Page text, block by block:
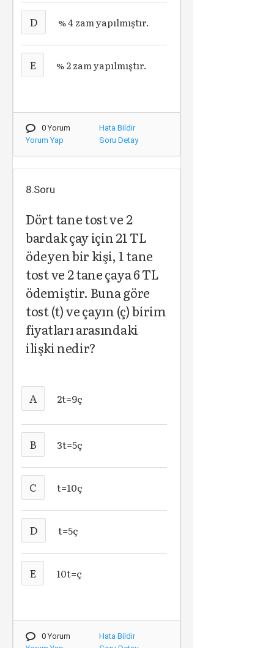
D % 4 zam yapılmıştır.
E % 2 zam yapılmıştır.
0 Yorum
Yorum Yap
Hata Bildir
Soru Detay
8.Soru
Dört tane tost ve 2
bardak çay için 21 TL
ödeyen bir kişi, 1 tane
tost ve 2 tane çaya 6 TL
ödemiştir. Buna göre
tost (t) ve çayın (ç) birim
fiyatları arasındaki
ilişki nedir?
A 2t=9ç
B 3t=5ç
C t=10ç
D t=5ç
E 10t=ç
0 Yorum
Hata Bildir